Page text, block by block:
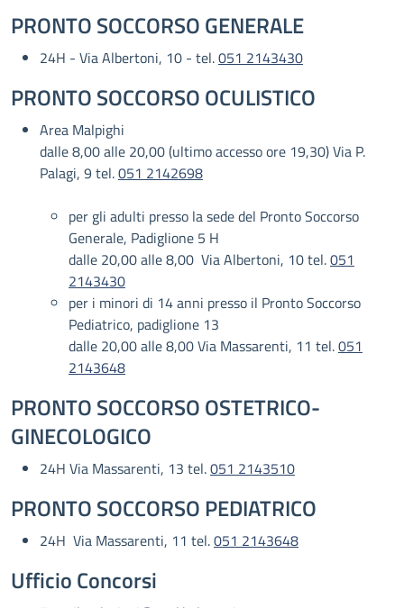
PRONTO SOCCORSO GENERALE
24H - Via Albertoni, 10 - tel.051 2143430
PRONTO SOCCORSO OCULISTICO
Area Malpighi
dalle 8,00 alle 20,00 (ultimo accesso ore 19,30) Via P.
Palagi, 9 tel.051 2142698
per gli adulti presso la sede del Pronto Soccorso
Generale, Padiglione 5 H
dalle 20,00 alle 8,00 Via Albertoni, 10 tel.051
2143430
per i minori di 14 anni presso il Pronto Soccorso
Pediatrico, padiglione 13
dalle 20,00 alle 8,00 Via Massarenti, 11 tel.051
2143648
PRONTO SOCCORSO OSTETRICO-
GINECOLOGICO
24H Via Massarenti, 13 tel.051 2143510
PRONTO SOCCORSO PEDIATRICO
24H Via Massarenti, 11 tel.051 2143648
Ufficio Concorsi